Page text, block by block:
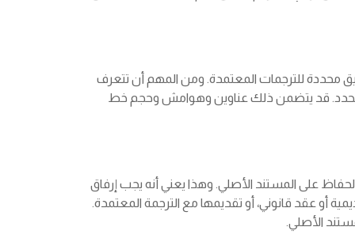
محددة للترجمات المعتمدة. ومن المهم أن تتعرف
قد يتضمن ذلك عناوين وهوامش وحجم خط
على المستند الأصلي. وهذا يعني أنه يجب إرفاق
أو عقد قانوني، أو تقديمها مع الترجمة المعتمدة.
الأصلي.